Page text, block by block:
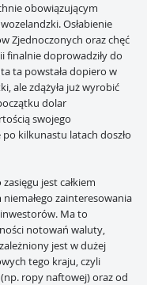
obowiązującym
Osłabienie
Zjednoczonych oraz chęć
finalnie doprowadziły do
ta powstała dopiero w
ale zdążyła już wyrobić
dolar
swojego
kilkunastu latach doszło
jest całkiem
zainteresowania
Ma to
notowań waluty,
jest w dużej
tego kraju, czyli
ropy naftowej) oraz od